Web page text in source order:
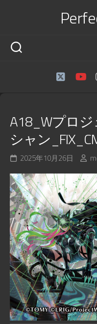
A18_Wプロ
シャン
2025年10月26日